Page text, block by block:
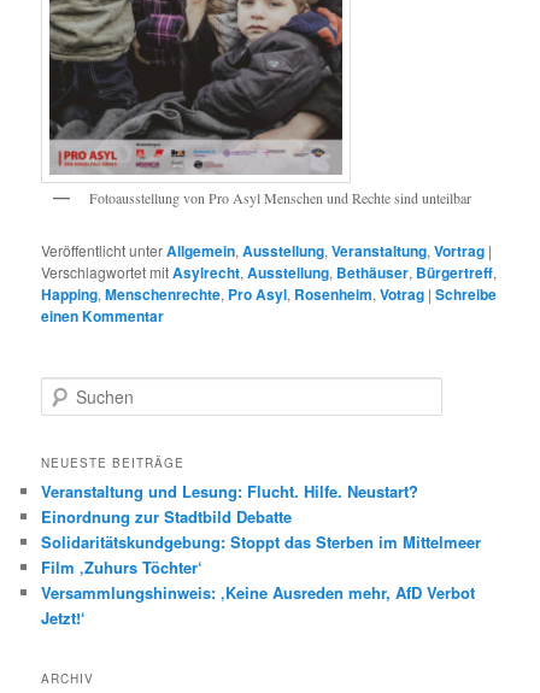
Fotoausstellung von Pro Asyl Menschen und Rechte sind unteilbar
Veröffentlicht unterAllgemein,Ausstellung,Veranstaltung,Vortrag |
Verschlagwortet mitAsylrecht,Ausstellung, Bethäuser, Bürgertreff,
Happing,Menschenrechte, Pro Asyl, Rosenheim,Votrag |Schreibe
einen Kommentar
u
h
n
NEUESTE BEITRÄGE
Veranstaltung und Lesung: Flucht. Hilfe. Neustart?
Einordnung zur Stadtbild Debatte
Solidaritätskundgebung: Stoppt das Sterben im Mittelmeer
Film ‚Zuhurs Töchter‘
Versammlungshinweis: ‚Keine Ausreden mehr, AfD Verbot
Jetzt!‘
ARCHIV